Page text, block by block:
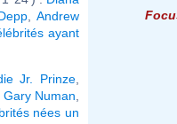
,Andrew
ayant
Jr. Prinze
Gary Numan
nées un